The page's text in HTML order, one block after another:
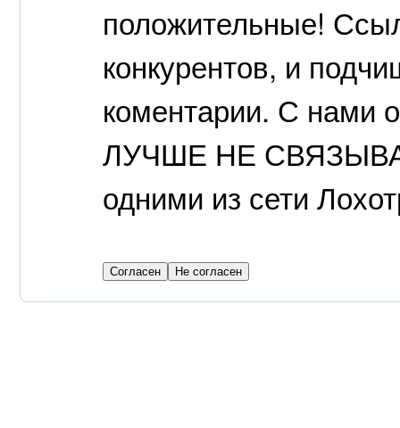
положительные!
конкурентов, и
коментарии. С нами
ЛУЧШЕ НЕ
одними из сети